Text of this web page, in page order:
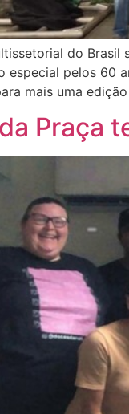
do Brasil
especial pelos 60
mais uma
Praça